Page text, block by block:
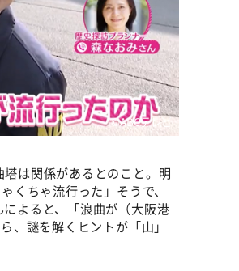
©️ABCテレビ
は関係があるとのこと。明
くちゃ流行った」そうで、
よると、「浪曲が（大阪港
、謎を解くヒントが「山」